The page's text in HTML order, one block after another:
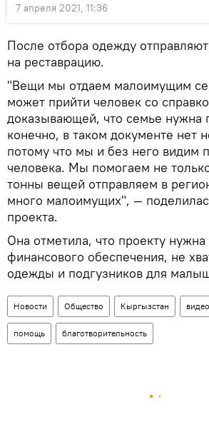
7 апреля 2021, 11:36
После отбора одежду
на реставрацию.
"Вещи мы отдаем малоимущим
может прийти человек со
доказывающей, что семье нужна
конечно, в таком документе нет
потому что мы и без него видим
человека. Мы помогаем не
тонны вещей отправляем в
много малоимущих", —
проекта.
Она отметила, что проекту
финансового обеспечения, не
одежды и подгузников для
Новости Общество Кыргызстан видео
помощь благотворительность